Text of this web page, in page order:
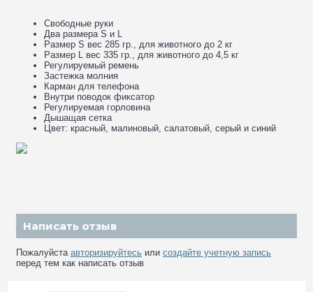
Свободные руки
Два размера S и L
Размер S вес 285 гр., для животного до 2 кг
Размер L вес 335 гр., для животного до 4,5 кг
Регулируемый ремень
Застежка молния
Карман для телефона
Внутри поводок фиксатор
Регулируемая горловина
Дышащая сетка
Цвет: красный, малиновый, салатовый, серый и синий
Написать отзыв
Пожалуйста авторизируйтесь или создайте учетную запись
перед тем как написать отзыв